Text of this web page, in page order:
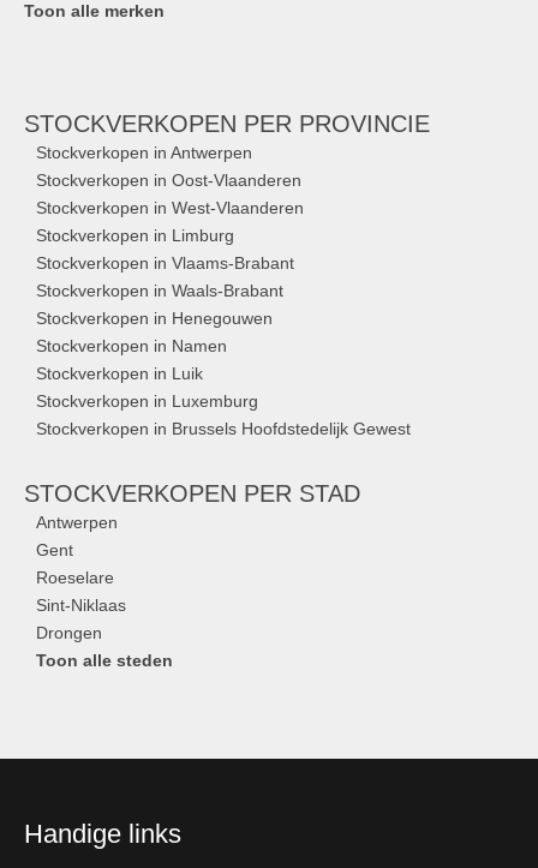
Toon alle merken
STOCKVERKOPEN PER PROVINCIE
Stockverkopen in Antwerpen
Stockverkopen in Oost-Vlaanderen
Stockverkopen in West-Vlaanderen
Stockverkopen in Limburg
Stockverkopen in Vlaams-Brabant
Stockverkopen in Waals-Brabant
Stockverkopen in Henegouwen
Stockverkopen in Namen
Stockverkopen in Luik
Stockverkopen in Luxemburg
Stockverkopen in Brussels Hoofdstedelijk Gewest
STOCKVERKOPEN PER STAD
Antwerpen
Gent
Roeselare
Sint-Niklaas
Drongen
Toon alle steden
Handige links